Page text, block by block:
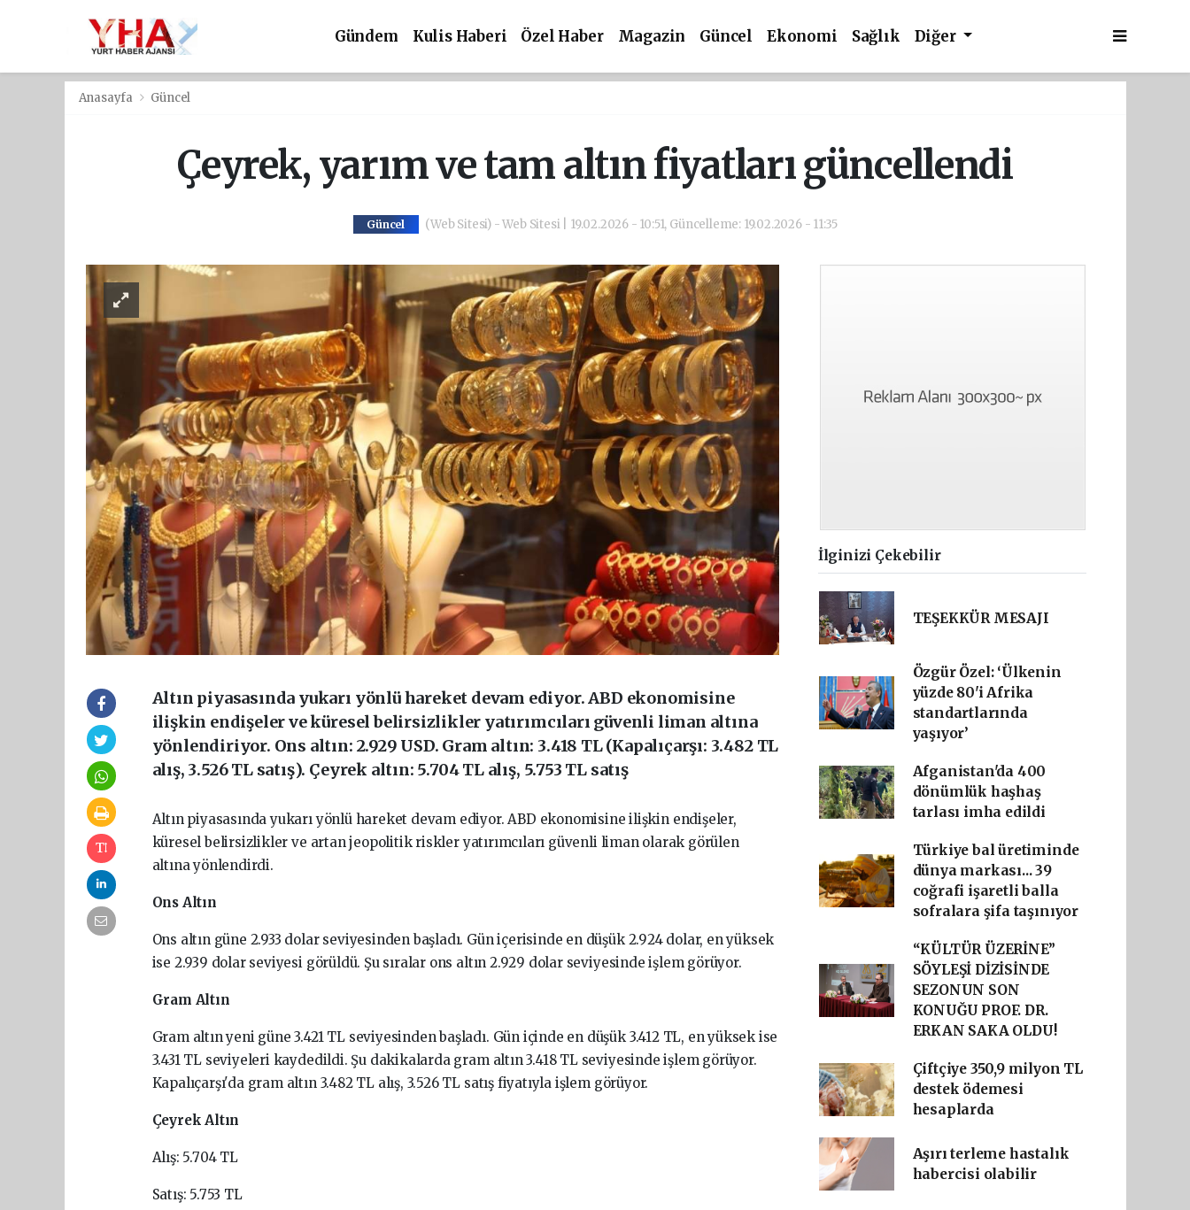
Gündem Kulis Haberi Özel Haber Magazin Güncel Ekonomi Sağlık Diğer
Anasayfa Güncel
Çeyrek, yarım ve tam altın fiyatları güncellendi
Güncel (Web Sitesi) - Web Sitesi | 19.02.2026 - 10:51, Güncelleme: 19.02.2026 - 11:35
Altın piyasasında yukarı yönlü hareket devam ediyor. ABD ekonomisine
ilişkin endişeler ve küresel belirsizlikler yatırımcıları güvenli liman altına
yönlendiriyor. Ons altın: 2.929 USD. Gram altın: 3.418 TL (Kapalıçarşı: 3.482 TL
alış, 3.526 TL satış). Çeyrek altın: 5.704 TL alış, 5.753 TL satış
Altın piyasasında yukarı yönlü hareket devam ediyor. ABD ekonomisine ilişkin endişeler,
küresel belirsizlikler ve artan jeopolitik riskler yatırımcıları güvenli liman olarak görülen
altına yönlendirdi.
Ons Altın
Ons altın güne 2.933 dolar seviyesinden başladı. Gün içerisinde en düşük 2.924 dolar, en yüksek
ise 2.939 dolar seviyesi görüldü. Şu sıralar ons altın 2.929 dolar seviyesinde işlem görüyor.
Gram Altın
Gram altın yeni güne 3.421 TL seviyesinden başladı. Gün içinde en düşük 3.412 TL, en yüksek ise
3.431 TL seviyeleri kaydedildi. Şu dakikalarda gram altın 3.418 TL seviyesinde işlem görüyor.
Kapalıçarşı'da gram altın 3.482 TL alış, 3.526 TL satış fiyatıyla işlem görüyor.
Çeyrek Altın
Alış: 5.704 TL
Satış: 5.753 TL
İlginizi Çekebilir
TEŞEKKÜR MESAJI
Özgür Özel: ‘Ülkenin
yüzde 80'i Afrika
standartlarında
yaşıyor’
Afganistan'da 400
dönümlük haşhaş
tarlası imha edildi
Türkiye bal üretiminde
dünya markası... 39
coğrafi işaretli balla
sofralara şifa taşınıyor
“KÜLTÜR ÜZERİNE”
SÖYLEŞİ DİZİSİNDE
SEZONUN SON
KONUĞU PROF. DR.
ERKAN SAKA OLDU!
Çiftçiye 350,9 milyon TL
destek ödemesi
hesaplarda
Aşırı terleme hastalık
habercisi olabilir